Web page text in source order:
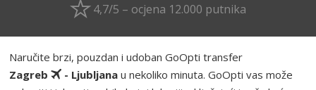
4,7/5 – ocjena 12.000 putnika
Naručite brzi, pouzdan i udoban GoOpti transfer
Zagreb
- Ljubljana u nekoliko minuta. GoOpti vas može